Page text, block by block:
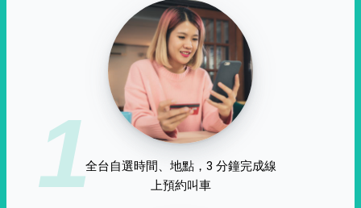
1全台自選時間、地點，3 分鐘完成線
上預約叫車